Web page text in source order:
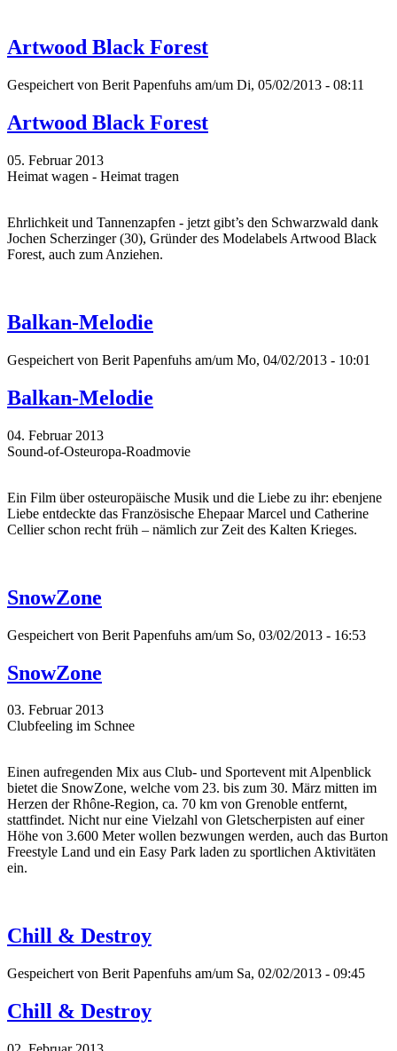
Artwood Black Forest
Gespeichert von Berit Papenfuhs am/um Di, 05/02/2013 - 08:11
Artwood Black Forest
05. Februar 2013
Heimat wagen - Heimat tragen
Ehrlichkeit und Tannenzapfen - jetzt gibt’s den Schwarzwald dank
Jochen Scherzinger (30), Gründer des Modelabels Artwood Black
Forest, auch zum Anziehen.
Balkan-Melodie
Gespeichert von Berit Papenfuhs am/um Mo, 04/02/2013 - 10:01
Balkan-Melodie
04. Februar 2013
Sound-of-Osteuropa-Roadmovie
Ein Film über osteuropäische Musik und die Liebe zu ihr: ebenjene
Liebe entdeckte das Französische Ehepaar Marcel und Catherine
Cellier schon recht früh – nämlich zur Zeit des Kalten Krieges.
SnowZone
Gespeichert von Berit Papenfuhs am/um So, 03/02/2013 - 16:53
SnowZone
03. Februar 2013
Clubfeeling im Schnee
Einen aufregenden Mix aus Club- und Sportevent mit Alpenblick
bietet die SnowZone, welche vom 23. bis zum 30. März mitten im
Herzen der Rhône-Region, ca. 70 km von Grenoble entfernt,
stattfindet. Nicht nur eine Vielzahl von Gletscherpisten auf einer
Höhe von 3.600 Meter wollen bezwungen werden, auch das Burton
Freestyle Land und ein Easy Park laden zu sportlichen Aktivitäten
ein.
Chill & Destroy
Gespeichert von Berit Papenfuhs am/um Sa, 02/02/2013 - 09:45
Chill & Destroy